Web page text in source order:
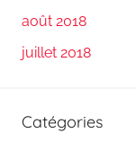
août 2018
juillet 2018
Catégories